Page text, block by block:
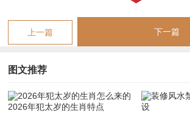
生肖马在丙午年还面临「自刑」的困扰，这
上一篇 下一篇
图文推荐